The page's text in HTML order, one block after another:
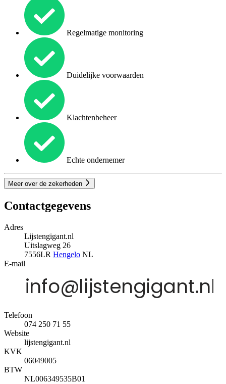
Regelmatige monitoring
Duidelijke voorwaarden
Klachtenbeheer
Echte ondernemer
Meer over de zekerheden
Contactgegevens
Adres
Lijstengigant.nl
Uitslagweg 26
7556LR Hengelo NL
E-mail
Telefoon
074 250 71 55
Website
lijstengigant.nl
KVK
06049005
BTW
NL006349535B01